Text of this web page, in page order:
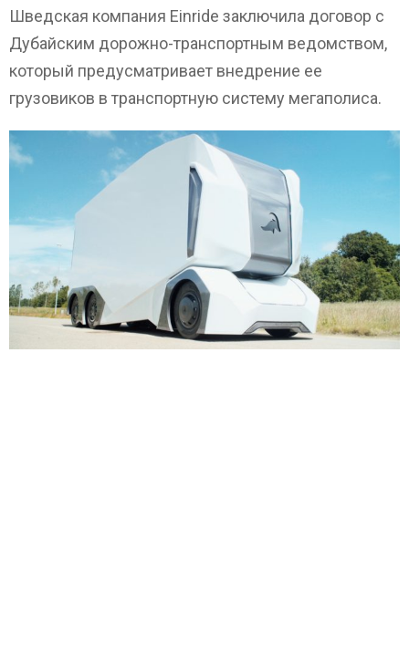
Шведская компания Einride заключила договор с
Дубайским дорожно-транспортным ведомством,
который предусматривает внедрение ее
грузовиков в транспортную систему мегаполиса.